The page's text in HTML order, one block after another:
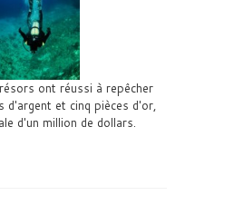
ont réussi à repêcher
d'argent et cinq pièces d'or,
d'un million de dollars.